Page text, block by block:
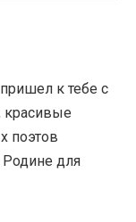
к тебе с
красивые
поэтов
для